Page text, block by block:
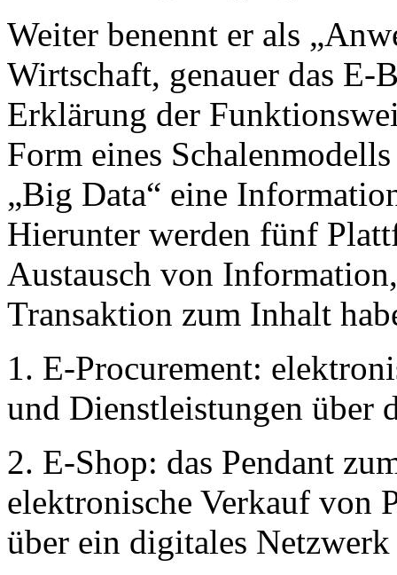
Weiter benennt er als
Wirtschaft, genauer das E-
Erklärung der
Form eines
„Big Data“ eine
Hierunter werden fünf
Austausch von
Transaktion zum Inhalt
1. E-Procurement:
und Dienstleistungen über
2. E-Shop: das Pendant
elektronische Verkauf von
über ein digitales